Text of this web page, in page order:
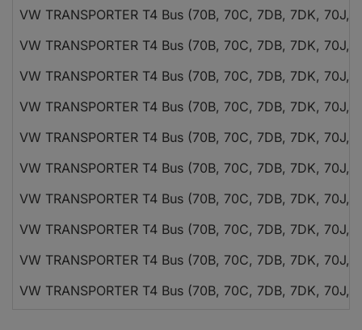
VW TRANSPORTER T4 Bus (70B, 70C, 7DB, 7DK, 70J,
VW TRANSPORTER T4 Bus (70B, 70C, 7DB, 7DK, 70J,
VW TRANSPORTER T4 Bus (70B, 70C, 7DB, 7DK, 70J,
VW TRANSPORTER T4 Bus (70B, 70C, 7DB, 7DK, 70J,
VW TRANSPORTER T4 Bus (70B, 70C, 7DB, 7DK, 70J,
VW TRANSPORTER T4 Bus (70B, 70C, 7DB, 7DK, 70J,
VW TRANSPORTER T4 Bus (70B, 70C, 7DB, 7DK, 70J,
VW TRANSPORTER T4 Bus (70B, 70C, 7DB, 7DK, 70J,
VW TRANSPORTER T4 Bus (70B, 70C, 7DB, 7DK, 70J,
VW TRANSPORTER T4 Bus (70B, 70C, 7DB, 7DK, 70J,